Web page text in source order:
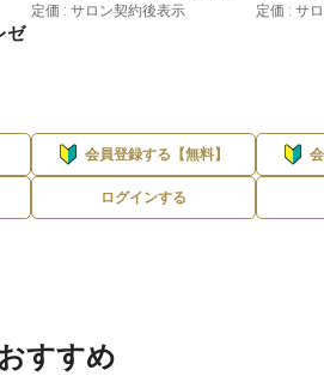
ゼ
定価 : サロン契約後表示
会員登録する【無料】
ログインする
定価 : サ
すすめ